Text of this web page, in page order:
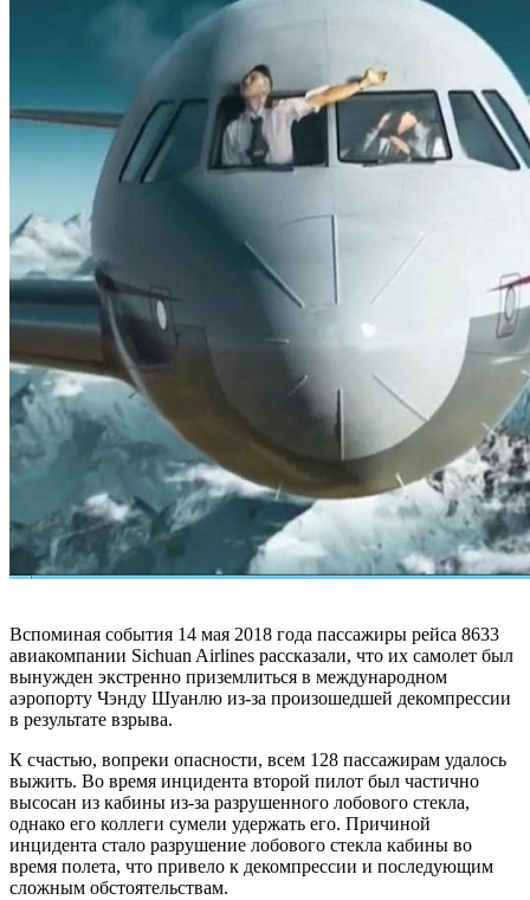
Вспоминая события 14 мая 2018 года пассажиры рейса 8633
авиакомпании Sichuan Airlines рассказали, что их самолет был
вынужден экстренно приземлиться в международном
аэропорту Чэнду Шуанлю из-за произошедшей декомпрессии
в результате взрыва.
К счастью, вопреки опасности, всем 128 пассажирам удалось
выжить. Во время инцидента второй пилот был частично
высосан из кабины из-за разрушенного лобового стекла,
однако его коллеги сумели удержать его. Причиной
инцидента стало разрушение лобового стекла кабины во
время полета, что привело к декомпрессии и последующим
сложным обстоятельствам.